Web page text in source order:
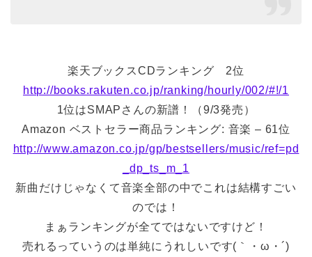
楽天ブックスCDランキング 2位
http://books.rakuten.co.jp/ranking/hourly/002/#!/1
1位はSMAPさんの新譜！（9/3発売）
Amazon ベストセラー商品ランキング: 音楽 – 61位
http://www.amazon.co.jp/gp/bestsellers/music/ref=pd
_dp_ts_m_1
新曲だけじゃなくて音楽全部の中でこれは結構すごい
のでは！
まぁランキングが全てではないですけど！
売れるっていうのは単純にうれしいです(｀・ω・´)